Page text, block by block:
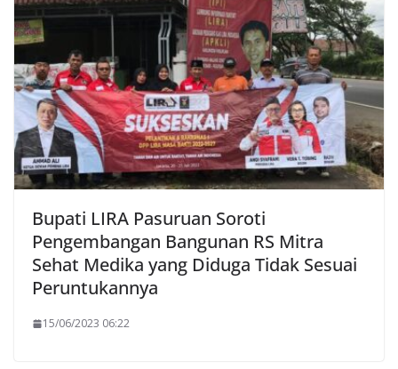
Bupati LIRA Pasuruan Soroti
Pengembangan Bangunan RS Mitra
Sehat Medika yang Diduga Tidak Sesuai
Peruntukannya
15/06/2023 06:22